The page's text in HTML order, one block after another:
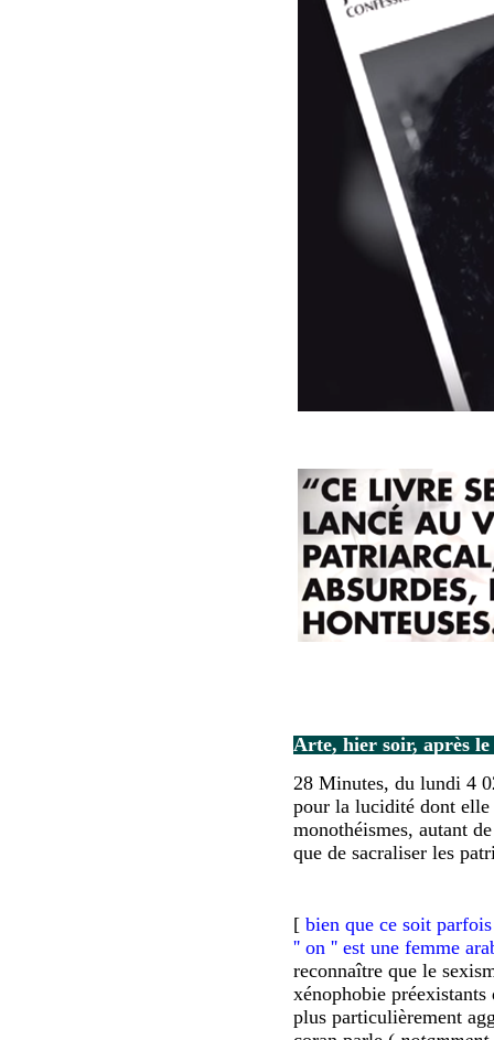
Arte, hier soir, après
28 Minutes, du lundi 4
pour la lucidité dont
monothéismes, autant
que de sacraliser les
[ bien que ce soit
'' on '' est une femme
reconnaître que le
xénophobie préexistants
plus particulièrement